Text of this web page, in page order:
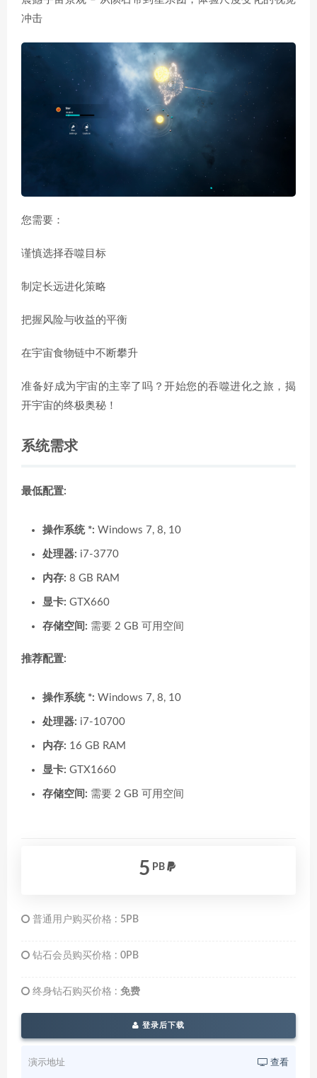
冲击
您需要：
谨慎选择吞噬目标
制定长远进化策略
把握风险与收益的平衡
在宇宙食物链中不断攀升
准备好成为宇宙的主宰了吗？开始您的吞噬进化之旅，揭
开宇宙的终极奥秘！
系统需求
最低配置:
操作系统 *: Windows 7, 8, 10
处理器: i7-3770
内存: 8 GB RAM
显卡: GTX660
存储空间: 需要 2 GB 可用空间
推荐配置:
操作系统 *: Windows 7, 8, 10
处理器: i7-10700
内存: 16 GB RAM
显卡: GTX1660
存储空间: 需要 2 GB 可用空间
5 PB
普通用户购买价格 : 5PB
钻石会员购买价格 : 0PB
终身钻石购买价格 : 免费
登录后下载
演示地址 查看